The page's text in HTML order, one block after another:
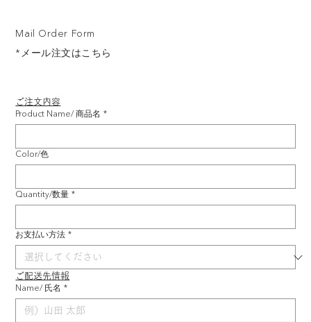
ご注文内容
Product Name/ 商品名 *
Color/色
Quantity/数量 *
お支払い方法 *
ご配送先情報
Name/ 氏名 *
Mail Order Form
*メール注文はこちら